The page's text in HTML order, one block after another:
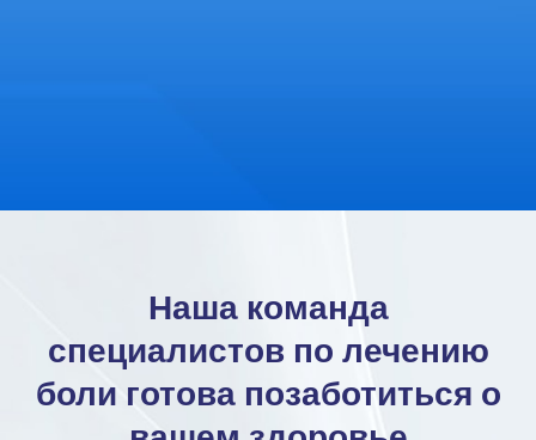
Наша команда
специалистов по лечению
боли готова позаботиться о